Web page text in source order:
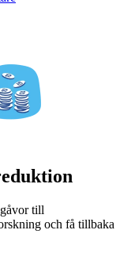
till
och få tillbaka